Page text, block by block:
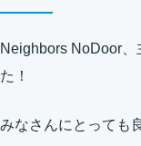
Neighbors NoDoor
た！
みなさんにとっても